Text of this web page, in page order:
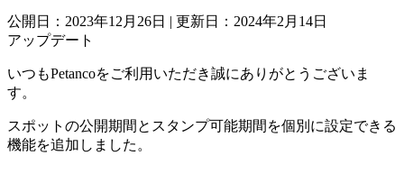
公開日：2023年12月26日 | 更新日：2024年2月14日
アップデート
いつもPetancoをご利用いただき誠にありがとうございま
す。
スポットの公開期間とスタンプ可能期間を個別に設定できる
機能を追加しました。